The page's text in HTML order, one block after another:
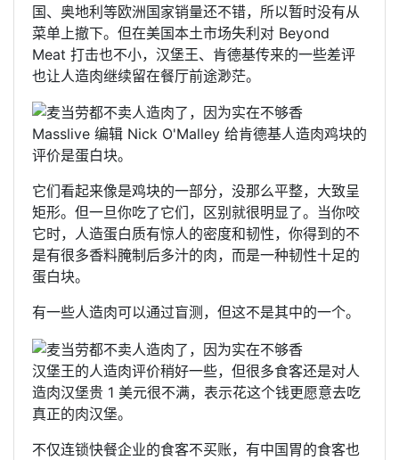
国、奥地利等欧洲国家销量还不错，所以暂时没有从
菜单上撤下。但在美国本土市场失利对 Beyond
Meat 打击也不小，汉堡王、肯德基传来的一些差评
也让人造肉继续留在餐厅前途渺茫。
Masslive 编辑 Nick O'Malley 给肯德基人造肉鸡块的
评价是蛋白块。
它们看起来像是鸡块的一部分，没那么平整，大致呈
矩形。但一旦你吃了它们，区别就很明显了。当你咬
它时，人造蛋白质有惊人的密度和韧性，你得到的不
是有很多香料腌制后多汁的肉，而是一种韧性十足的
蛋白块。
有一些人造肉可以通过盲测，但这不是其中的一个。
汉堡王的人造肉评价稍好一些，但很多食客还是对人
造肉汉堡贵 1 美元很不满，表示花这个钱更愿意去吃
真正的肉汉堡。
不仅连锁快餐企业的食客不买账，有中国胃的食客也